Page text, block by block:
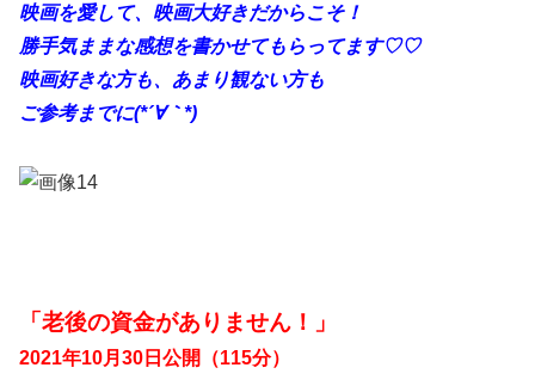
映画を愛して、映画大好きだからこそ！
勝手気ままな感想を書かせてもらってます♡♡
映画好きな方も、あまり観ない方も
ご参考までに(*´∀｀*)
「老後の資金がありません！」
2021年10月30日公開（115分）